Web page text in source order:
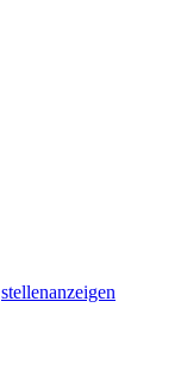
stellenanzeigen